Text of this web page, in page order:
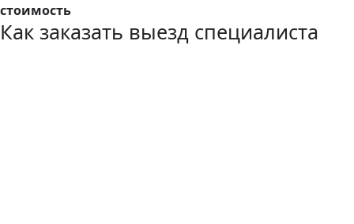
стоимость
Как заказать выезд специалиста